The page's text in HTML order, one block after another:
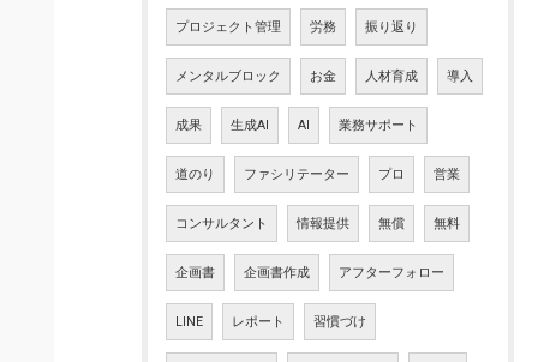
プロジェクト管理 労務 振り返り
メンタルブロック お金 人材育成 導入
成果 生成AI AI 業務サポート
道のり ファシリテーター プロ 営業
コンサルタント 情報提供 無償 無料
企画書 企画書作成 アフターフォロー
LINE レポート 習慣づけ